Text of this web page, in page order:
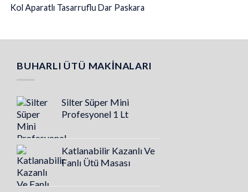
Kol Aparatlı Tasarruflu Dar Paskara
BUHARLI ÜTÜ MAKINALARI
Silter Süper Mini
Profesyonel 1 Lt
Katlanabilir Kazanlı Ve
Fanlı Ütü Masası